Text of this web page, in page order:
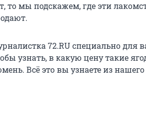
то мы подскажем, где эти
72.RU специально для
узнать, в какую цену такие
Всё это вы узнаете из